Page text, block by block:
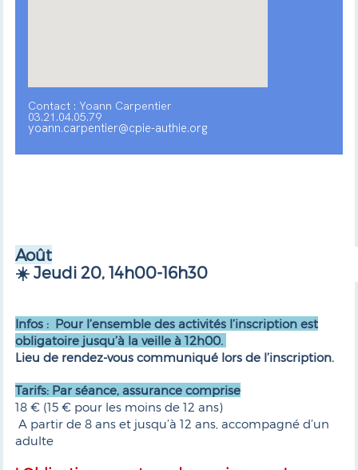
Contact : Yoann Carpentier
03.21.04.05.79
yoann.carpentier@cpie-authie.org
Août
☀️ Jeudi 20, 14h00-16h30
Infos : Pour l’ensemble des activités l’inscription est
obligatoire jusqu’à la veille à 12h00.
Lieu de rendez-vous communiqué lors de l’inscription.
Tarifs: Par séance, assurance comprise
18 € (15 € pour les moins de 12 ans)
A partir de 8 ans et jusqu’à 12 ans, accompagné d’un
adulte